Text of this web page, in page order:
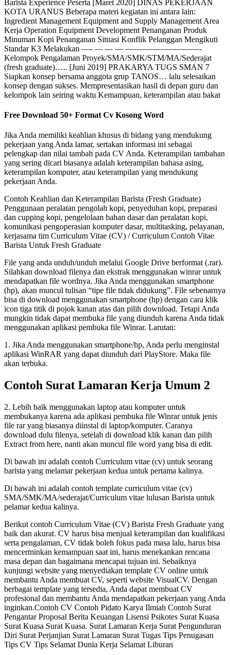
Barista Experience Peserta [Maret 2020] DINAS PEKERJAAN
KOTA URANUS Beberapa materi kegiatan ini antara lain:
Ingredient Management Equipment and Supply Management Area
Kerja Operation Equipment Development Penanganan Produk
Minuman Kopi Penanganan Situasi Konflik Pelanggan Mengikuti
Standar K3 Melakukan —- — — — —————————-
Kelompok Pengalaman Proyek/SMA/SMK/STM/MA/Sederajat
(fresh graduate)….. [Juni 2019] PRAKARYA TUGS SMAN 7
Siapkan konsep bersama anggota grup TANOS… lalu selesaikan
konsep dengan sukses. Mempresentasikan hasil di depan guru dan
kelompok lain seiring waktu Kemampuan, keterampilan atau bakat
Free Download 50+ Format Cv Kosong Word
Jika Anda memiliki keahlian khusus di bidang yang mendukung
pekerjaan yang Anda lamar, sertakan informasi ini sebagai
pelengkap dan nilai tambah pada CV Anda. Keterampilan tambahan
yang sering dicari biasanya adalah keterampilan bahasa asing,
keterampilan komputer, atau keterampilan yang mendukung
pekerjaan Anda.
Contoh Keahlian dan Keterampilan Barista (Fresh Graduate)
Penggunaan peralatan pengolah kopi, penyeduhan kopi, preparasi
dan cupping kopi, pengelolaan bahan dasar dan peralatan kopi,
komunikasi pengoperasian komputer dasar, multitasking, pelayanan,
kerjasama tim Curriculum Vitae (CV) / Curriculum Contoh Vitae
Barista Untuk Fresh Graduate
File yang anda unduh/unduh melalui Google Drive berformat (.rar).
Silahkan download filenya dan ekstrak menggunakan winrar untuk
mendapatkan file wordnya. Jika Anda menggunakan smartphone
(hp), akan muncul tulisan “tipe file tidak didukung”. File sebenarnya
bisa di download menggunakan smartphone (hp) dengan cara klik
icon tiga titik di pojok kanan atas dan pilih download. Tetapi Anda
mungkin tidak dapat membuka file yang diunduh karena Anda tidak
menggunakan aplikasi pembuka file Winrar. Larutan:
1. Jika Anda menggunakan smartphone/hp, Anda perlu menginstal
aplikasi WinRAR yang dapat diunduh dari PlayStore. Maka file
akan terbuka.
Contoh Surat Lamaran Kerja Umum 2
2. Lebih baik menggunakan laptop atau komputer untuk
membukanya karena ada aplikasi pembuka file Winrar untuk jenis
file rar yang biasanya diinstal di laptop/komputer. Caranya
download dulu filenya, setelah di download klik kanan dan pilih
Extract from here, nanti akan muncul file word yang bisa di edit.
Di bawah ini adalah contoh Curriculum vitae (cv) untuk seorang
barista yang melamar pekerjaan kedua untuk pertama kalinya.
Di bawah ini adalah contoh template curriculum vitae (cv)
SMA/SMK/MA/sederajat/Curriculum vitae lulusan Barista untuk
pelamar kedua kalinya.
Berikut contoh Curriculum Vitae (CV) Barista Fresh Graduate yang
baik dan akurat. CV harus bisa menjual keterampilan dan kualifikasi
serta pengalaman, CV tidak boleh fokus pada masa lalu, harus bisa
mencerminkan kemampuan saat ini, harus menekankan rencana
masa depan dan bagaimana mencapai tujuan ini. Sebaiknya
kunjungi website yang menyediakan template CV online untuk
membantu Anda membuat CV, seperti website VisualCV. Dengan
berbagai template yang tersedia, Anda dapat membuat CV
profesional dan membantu Anda mendapatkan pekerjaan yang Anda
inginkan.Contoh CV Contoh Pidato Karya Ilmiah Contoh Surat
Pengantar Proposal Berita Keuangan Lisensi Psikotes Surat Kuasa
Surat Kuasa Surat Kuasa. Surat Lamaran Kerja Surat Pengunduran
Diri Surat Perjanjian Surat Lamaran Surat Tugas Tips Penugasan
Tips CV Tips Selamat Dunia Kerja Selamat Liburan